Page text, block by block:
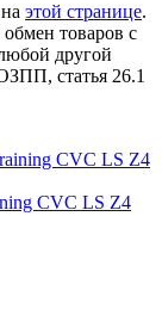
этой странице.
товаров с
другой
статья 26.1
CVC LS Z4